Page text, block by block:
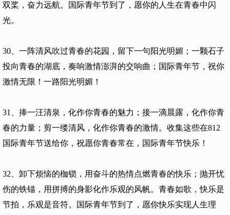
双桨，奋力远航。国际青年节到了，愿你的人生在青春中闪
光。
30、一阵清风吹过青春的花园，留下一句阳光明媚；一颗石子
投向青春的湖底，奏响激情澎湃的交响曲；国际青年节，祝你
激情无限！一路阳光明媚！
31、捧一汪清泉，化作你青春的魅力；接一滴晨露，化作你青
春的力量；剪一缕清风，化作你青春的激情。收集这些在812
国际青年节送给你，祝愿你青春常在，国际青年节快乐！
32、卸下烦恼的枷锁，用奋斗的热情点燃青春的快乐；抛开忧
伤的铁锚，用拼搏的身影化作乐观的风帆。青春如歌，快乐是
节拍，乐观是音符。国际青年节到了，愿你快乐实现人生理